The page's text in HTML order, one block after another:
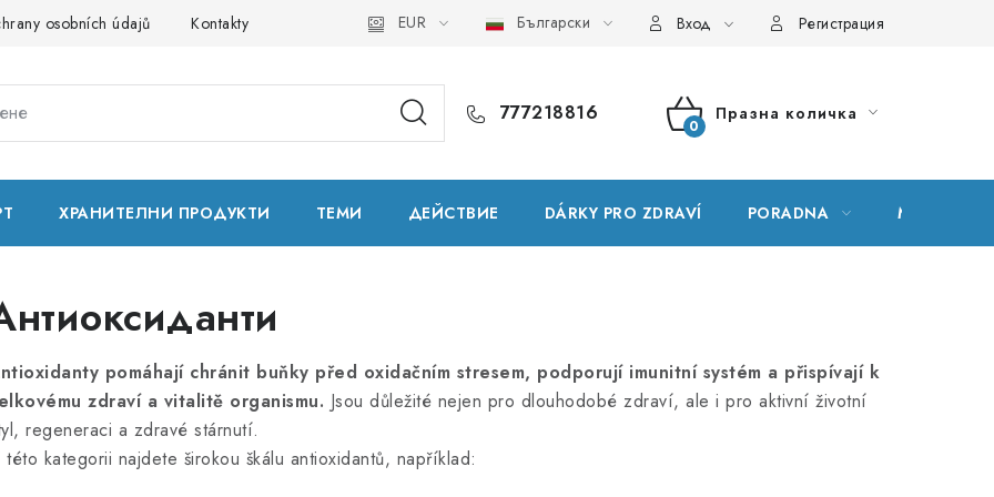
osobních údajů Kontakty Natural Health Store Речник на понятия Карта на сървъра Моята поръчка
EUR Български Вход Регистрация
777218816
КОЛИЧКА
ПАЗАРУВАНЕ
Празна количка
ХРАНИТЕЛНИ ПРОДУКТИ ТЕМИ ДЕЙСТВИЕ DÁRKY PRO ZDRAVÍ PORADNA МАРКИ
pomáhají chránit buňky před oxidačním stresem, podporují imunitní systém a přispívají k
zdraví a vitalitě organismu. Jsou důležité nejen pro dlouhodobé zdraví, ale i pro aktivní životní
regeneraci a zdravé stárnutí.
této kategorii najdete širokou škálu antioxidantů, například: